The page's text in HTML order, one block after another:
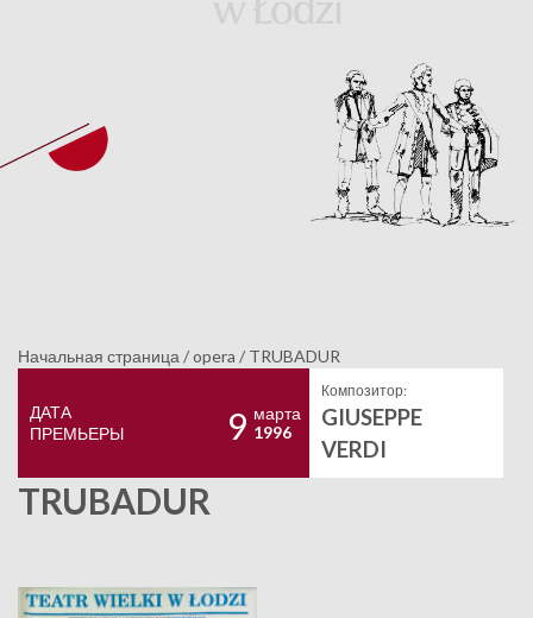
Начальная страница /opera / TRUBADUR
ДАТА
ПРЕМЬЕРЫ
9 марта
1996
Композитор:
GIUSEPPE
VERDI
TRUBADUR